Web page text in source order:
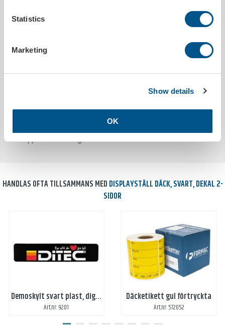
Statistics
Marketing
Show details
OK
PRODUKTDETALJER
Tryckbar
Höjd
130 mm
Utsläpp co² 2.6350kg/set
HANDLAS OFTA TILLSAMMANS MED DISPLAYSTÄLL DÄCK, SVART, DEKAL 2-
SIDOR
Demoskylt svart plast, digitaltryck
Art.nr: 9201
Däcketikett gul förtryckta
Art.nr: 572052